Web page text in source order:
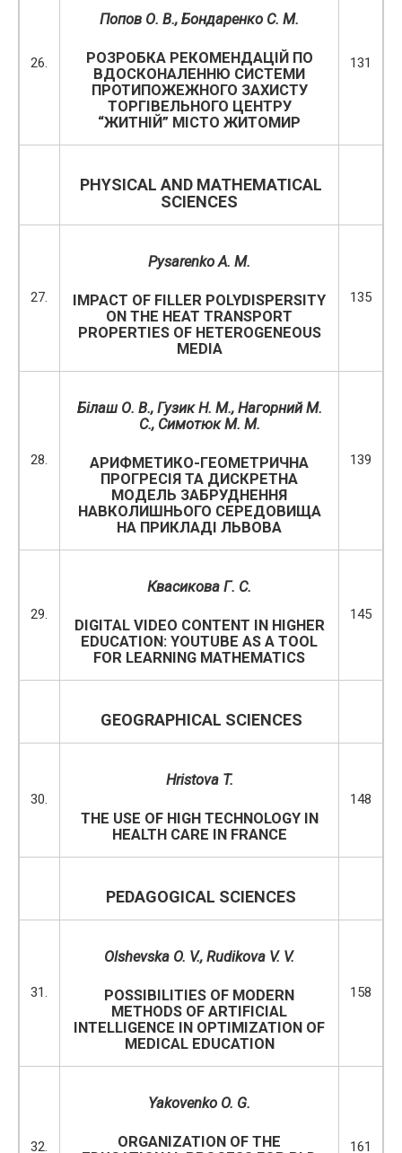
26.
Попов О. В., Бондаренко С. М.
РОЗРОБКА РЕКОМЕНДАЦІЙ ПО
ВДОСКОНАЛЕННЮ СИСТЕМИ
ПРОТИПОЖЕЖНОГО ЗАХИСТУ
ТОРГІВЕЛЬНОГО ЦЕНТРУ
“ЖИТНІЙ” МІСТО ЖИТОМИР
131
PHYSICAL AND MATHEMATICAL
SCIENCES
27.
Pysarenko A. M.
IMPACT OF FILLER POLYDISPERSITY
ON THE HEAT TRANSPORT
PROPERTIES OF HETEROGENEOUS
MEDIA
135
28.
Білаш О. В., Гузик Н. М., Нагорний М.
С., Симотюк М. М.
АРИФМЕТИКО-ГЕОМЕТРИЧНА
ПРОГРЕСІЯ ТА ДИСКРЕТНА
МОДЕЛЬ ЗАБРУДНЕННЯ
НАВКОЛИШНЬОГО СЕРЕДОВИЩА
НА ПРИКЛАДІ ЛЬВОВА
139
29.
Квасикова Г. С.
DIGITAL VIDEO CONTENT IN HIGHER
EDUCATION: YOUTUBE AS A TOOL
FOR LEARNING MATHEMATICS
145
GEOGRAPHICAL SCIENCES
30.
Hristova T.
THE USE OF HIGH TECHNOLOGY IN
HEALTH CARE IN FRANCE
148
PEDAGOGICAL SCIENCES
31.
Olshevska O. V., Rudikova V. V.
POSSIBILITIES OF MODERN
METHODS OF ARTIFICIAL
INTELLIGENCE IN OPTIMIZATION OF
MEDICAL EDUCATION
158
32.
Yakovenko O. G.
ORGANIZATION OF THE
161